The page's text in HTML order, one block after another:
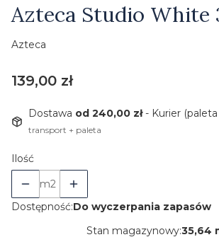
Azteca Studio White
Azteca
Cena
139,00 zł
Dostawa od 240,00 zł- Kurier
transport + paleta
Ilość
m2
Dostępność:Do wyczerpania zapasów
Stan magazynowy:35,64